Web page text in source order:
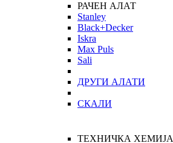
РАЧЕН АЛАТ
Stanley
Black+Decker
Iskra
Max Puls
Sali
ДРУГИ АЛАТИ
СКАЛИ
ТЕХНИЧКА ХЕМИЈА